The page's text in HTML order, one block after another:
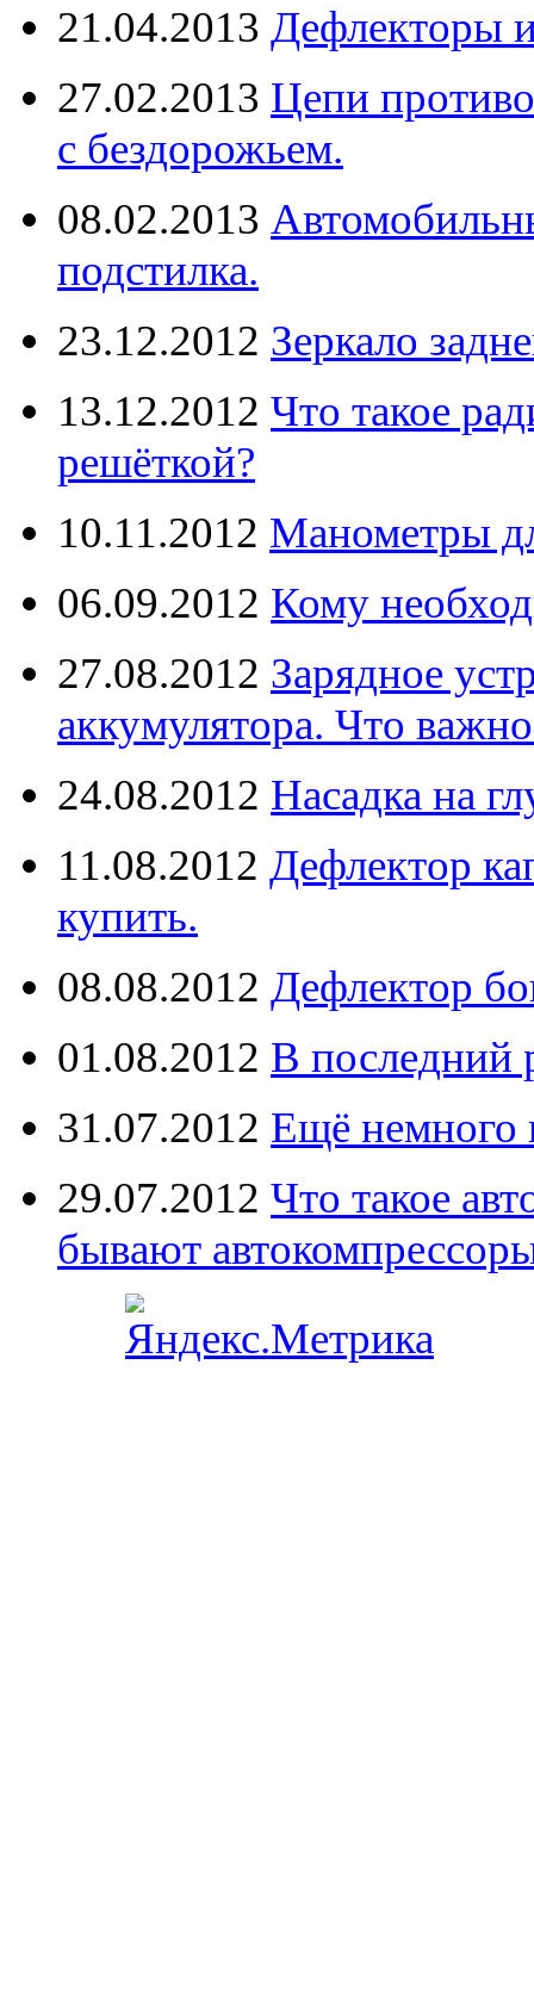
21.04.2013 Дефлекторы
27.02.2013 Цепи
с бездорожьем.
08.02.2013
подстилка.
23.12.2012 Зеркало
13.12.2012 Что такое
решёткой?
10.11.2012 Манометры
06.09.2012 Кому
27.08.2012 Зарядное
аккумулятора. Что
24.08.2012 Насадка на
11.08.2012 Дефлектор
купить.
08.08.2012 Дефлектор
01.08.2012 В последний
31.07.2012 Ещё немного
29.07.2012 Что такое
бывают